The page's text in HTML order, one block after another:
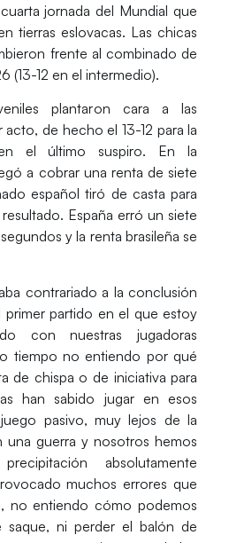
jornada del Mundial que
tierras eslovacas. Las chicas
frente al combinado de
(13-12 en el intermedio).
plantaron cara a las
acto, de hecho el 13-12 para la
el último suspiro. En la
a cobrar una renta de siete
español tiró de casta para
España erró un siete
y la renta brasileña se
contrariado a la conclusión
partido en el que estoy
con nuestras jugadoras
tiempo no entiendo por qué
de chispa o de iniciativa para
han sabido jugar en esos
pasivo, muy lejos de la
una guerra y nosotros hemos
absolutamente
muchos errores que
no entiendo cómo podemos
saque, ni perder el balón de